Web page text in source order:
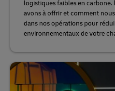
logistiques faibles en carbone.
avons à offrir et comment
dans nos opérations pour
environnementaux de votre